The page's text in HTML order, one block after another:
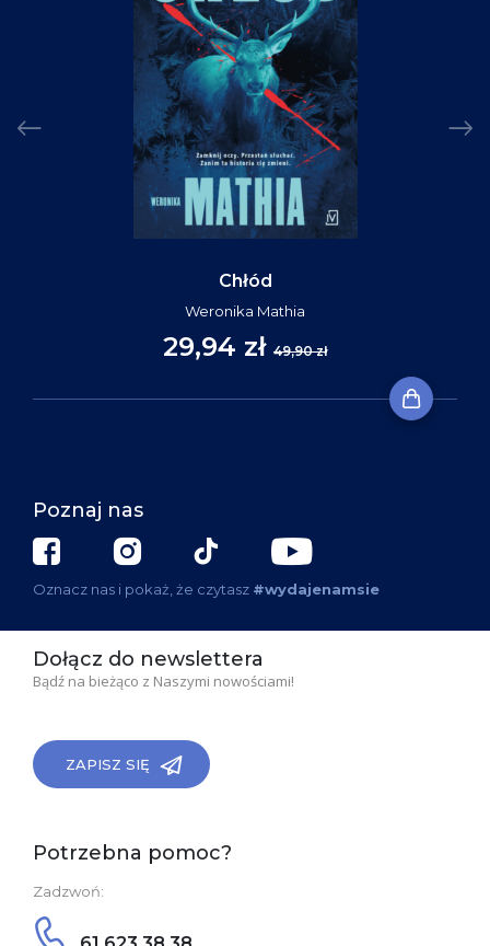
Chłód
Weronika Mathia
29,94 zł 49,90 zł
Poznaj nas
Oznacz nas i pokaż, że czytasz #wydajenamsie
Dołącz do newslettera
Bądź na bieżąco z Naszymi nowościami!
ZAPISZ SIĘ
Potrzebna pomoc?
Zadzwoń: